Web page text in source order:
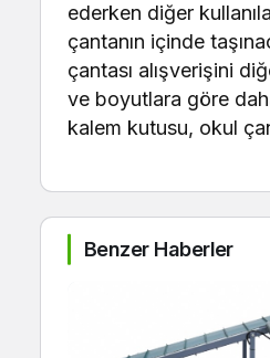
ederken diğer
çantanın içinde
çantası alışverişini
ve boyutlara göre
kalem kutusu, okul
Benzer Haberler